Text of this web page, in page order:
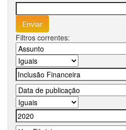
Filtros correntes: